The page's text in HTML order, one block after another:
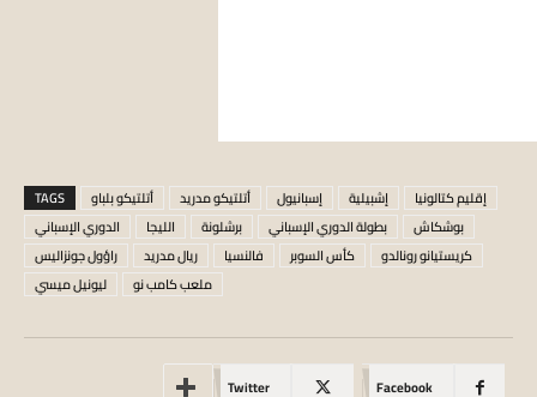
TAGS أتلتيكو بلباو أتلتيكو مدريد إسبانيول إشبيلية
إقليم كتالونيا
الدوري الإسباني
الليجا برشلونة بطولة الدوري الإسباني
بوشكاش
راؤول جونزاليس
ريال مدريد فالنسيا كأس السوبر
كريستيانو رونالدو
ليونيل ميسي
ملعب كامب نو
Facebook
Twitter